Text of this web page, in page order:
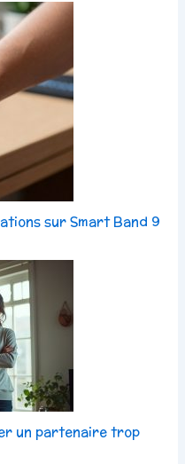
sur Smart Band 9
un partenaire trop